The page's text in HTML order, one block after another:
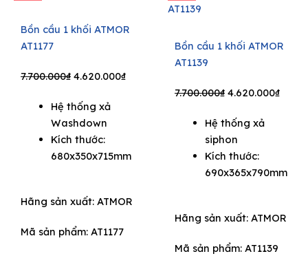
Bồn cầu 1 khối ATMOR
AT1177
7.700.000₫ Original
was:
7.700.000₫.
4.620.000₫Current
Hệ thống xả
Washdown
Kích thước:
680x350x715mm
Hãng sản xuất: ATMOR
Mã sản phẩm: AT1177
Bồn cầu 1 khối ATMOR
AT1139
7.700.000₫ Original
was:
7.700.000₫.
4.620.000₫
Hệ thống xả
siphon
Kích thước:
690x365x790mm
Hãng sản xuất: ATMOR
Mã sản phẩm: AT1139